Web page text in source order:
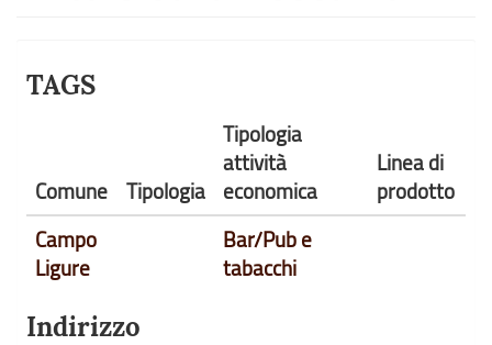
TAGS
Comune Tipologia
Tipologia
attività
economica
Linea di
prodotto
Campo
Ligure
Bar/Pub e
tabacchi
Indirizzo